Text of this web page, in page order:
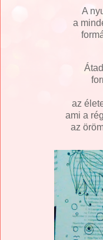
A
a
az
ami a
az